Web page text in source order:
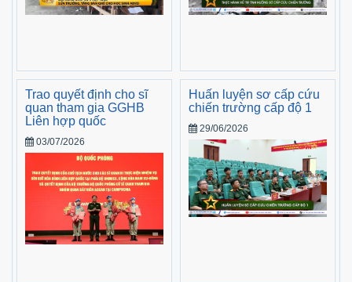
Trao quyết định cho sĩ
quan tham gia GGHB
Liên hợp quốc
03/07/2026
Huấn luyện sơ cấp cứu
chiến trường cấp độ 1
29/06/2026